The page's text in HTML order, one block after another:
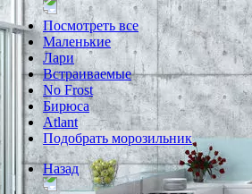
Посмотреть все
Маленькие
Лари
Встраиваемые
No Frost
Бирюса
Atlant
Подобрать морозильник
Назад